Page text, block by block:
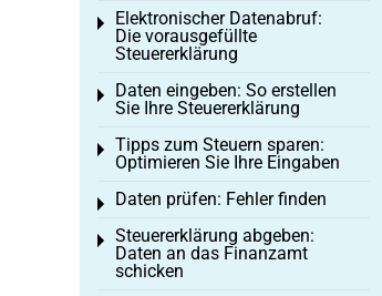
Elektronischer Datenabruf:
Die vorausgefüllte
Steuererklärung
Toggle menu
Daten eingeben: So erstellen
Sie Ihre Steuererklärung
Toggle menu
Tipps zum Steuern sparen:
Optimieren Sie Ihre Eingaben
Toggle menu
Daten prüfen: Fehler finden
Toggle menu
Steuererklärung abgeben:
Daten an das Finanzamt
schicken
Toggle menu